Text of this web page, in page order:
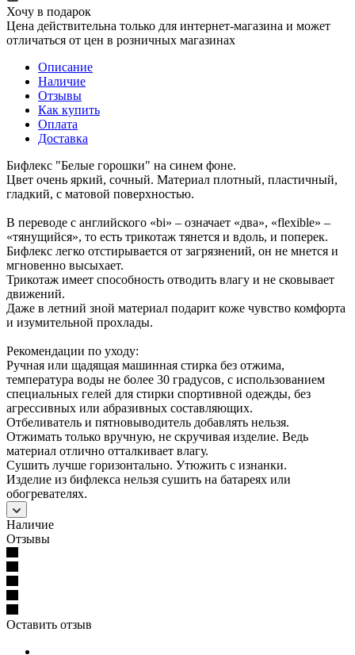
Хочу в подарок
Цена действительна только для интернет-магазина и может
отличаться от цен в розничных магазинах
Описание
Наличие
Отзывы
Как купить
Оплата
Доставка
Бифлекс "Белые горошки" на синем фоне.
Цвет очень яркий, сочный. Материал плотный, пластичный,
гладкий, с матовой поверхностью.
В переводе с английского «bi» – означает «два», «flexible» –
«тянущийся», то есть трикотаж тянется и вдоль, и поперек.
Бифлекс легко отстирывается от загрязнений, он не мнется и
мгновенно высыхает.
Трикотаж имеет способность отводить влагу и не сковывает
движений.
Даже в летний зной материал подарит коже чувство комфорта
и изумительной прохлады.
Рекомендации по уходу:
Ручная или щадящая машинная стирка без отжима,
температура воды не более 30 градусов, с использованием
специальных гелей для стирки спортивной одежды, без
агрессивных или абразивных составляющих.
Отбеливатель и пятновыводитель добавлять нельзя.
Отжимать только вручную, не скручивая изделие. Ведь
материал отлично отталкивает влагу.
Сушить лучше горизонтально. Утюжить с изнанки.
Изделие из бифлекса нельзя сушить на батареях или
обогревателях.
Наличие
Отзывы
Оставить отзыв